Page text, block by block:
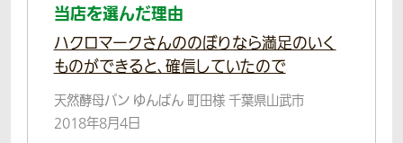
当店を選んだ理由
ハクロマークさんののぼりなら満足のいく
ものができると、確信していたので
天然酵母パン ゆんぱん 町田様 千葉県山武市
2018年8月4日